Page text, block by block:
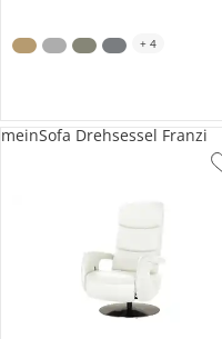
+ 4
meinSofa Drehsessel Franzi